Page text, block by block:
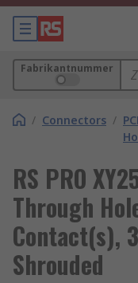
Fabrikantnummer
/ Connectors /
RS PRO
Through
Contact(s),
Shrouded